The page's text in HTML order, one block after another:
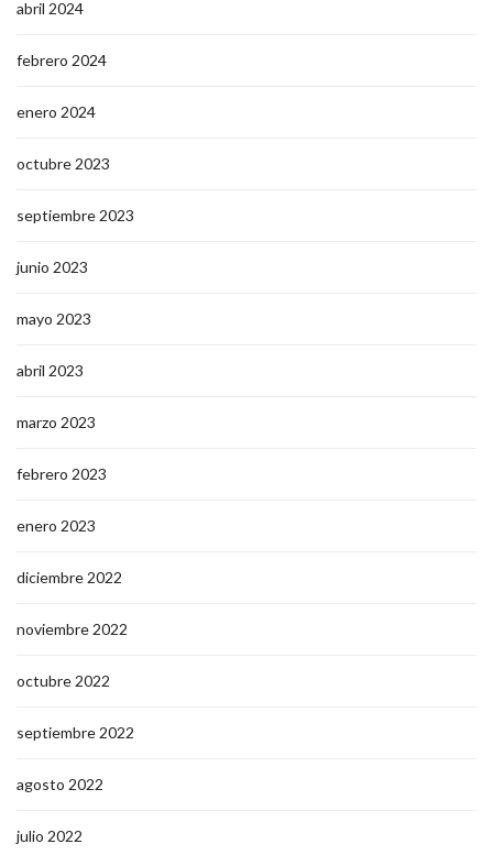
abril 2024
febrero 2024
enero 2024
octubre 2023
septiembre 2023
junio 2023
mayo 2023
abril 2023
marzo 2023
febrero 2023
enero 2023
diciembre 2022
noviembre 2022
octubre 2022
septiembre 2022
agosto 2022
julio 2022